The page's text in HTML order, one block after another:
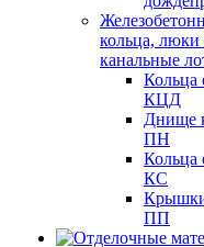
кольца, люки
канальные
Кольца
КЦД
Днище
ПН
Кольца
КС
ПП